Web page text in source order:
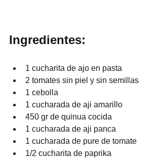
Ingredientes:
1 cucharita de ajo en pasta
2 tomates sin piel y sin semillas
1 cebolla
1 cucharada de aji amarillo
450 gr de quinua cocida
1 cucharada de aji panca
1 cucharada de pure de tomate
1/2 cucharita de paprika